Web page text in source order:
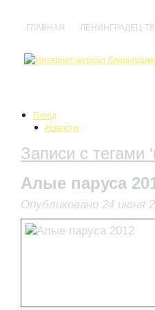
ГЛАВНАЯ ЛЕНИНГРАДЕЦ-ТВ
Город
Новости
Происшествия
Нарушения
Культура
Анонсы
Кино
Концерты
Записи с тегами
Алые паруса
Опубликовано 24 июня